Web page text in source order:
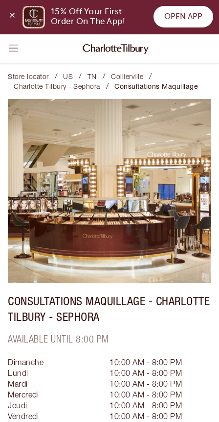
15% Off Your First
Order On The App!
OPEN APP
Store locator / US / TN / Collierville /
Charlotte Tilbury - Sephora / Consultations Maquillage
CONSULTATIONS MAQUILLAGE - CHARLOTTE
TILBURY - SEPHORA
AVAILABLE UNTIL 8:00 PM
Dimanche
10:00 AM - 8:00 PM
Lundi
10:00 AM - 8:00 PM
Mardi
10:00 AM - 8:00 PM
Mercredi
10:00 AM - 8:00 PM
Jeudi
10:00 AM - 8:00 PM
Vendredi
10:00 AM - 8:00 PM